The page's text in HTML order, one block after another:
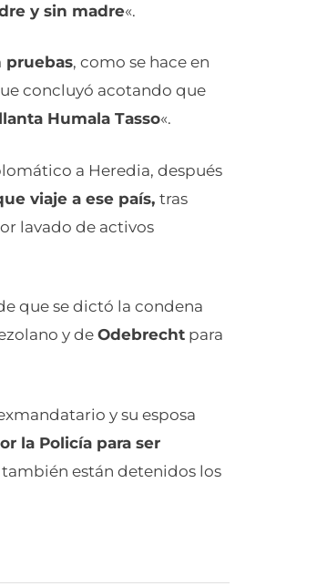
y sin madre«.
pruebas, como se hace en
concluyó acotando que
Humala Tasso«.
a Heredia, después
viaje a ese país, tras
lavado de activos
que se dictó la condena
y de Odebrecht para
y su esposa
la Policía para ser
están detenidos los